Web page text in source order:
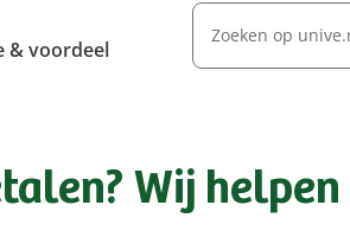
& voordeel
Zoeken op unive.nl
Wij helpen